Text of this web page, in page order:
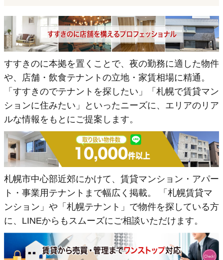
すすきのに本拠を置くことで、夜の勤務に適した物件
や、店舗・飲食テナントの立地・家賃相場に精通。
「すすきのでテナントを探したい」「札幌で賃貸マン
ションに住みたい」といったニーズに、エリアのリア
ルな情報をもとにご提案します。
札幌市中心部近郊にかけて、賃貸マンション・アパー
ト・事業用テナントまで幅広く掲載。 「札幌賃貸マ
ンション」や「札幌テナント」で物件を探している方
に、LINEからもスムーズにご相談いただけます。